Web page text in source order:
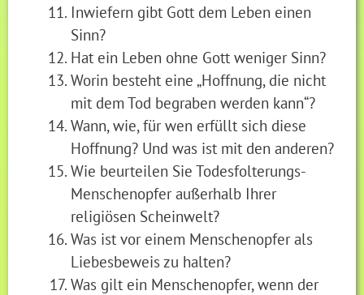
Inwiefern gibt Gott dem Leben einen
Sinn?
Hat ein Leben ohne Gott weniger Sinn?
Worin besteht eine „Hoffnung, die nicht
mit dem Tod begraben werden kann“?
Wann, wie, für wen erfüllt sich diese
Hoffnung? Und was ist mit den anderen?
Wie beurteilen Sie Todesfolterungs-
Menschenopfer außerhalb Ihrer
religiösen Scheinwelt?
Was ist vor einem Menschenopfer als
Liebesbeweis zu halten?
Was gilt ein Menschenopfer, wenn der